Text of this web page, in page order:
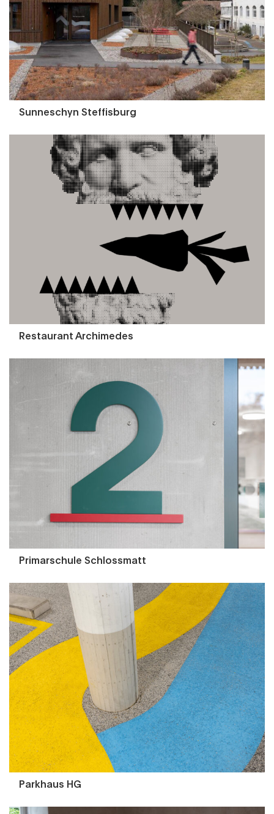
Sunneschyn Steffisburg
Restaurant Archimedes
Primarschule Schlossmatt
Parkhaus HG